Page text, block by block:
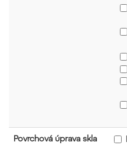
Povrchová úprava skla